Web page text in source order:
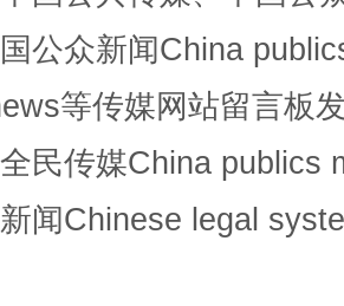
公众新闻China
等传媒网站留言板
民传媒China publics
闻Chinese legal